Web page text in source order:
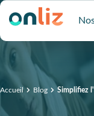
Accueil Blog Simplifiez